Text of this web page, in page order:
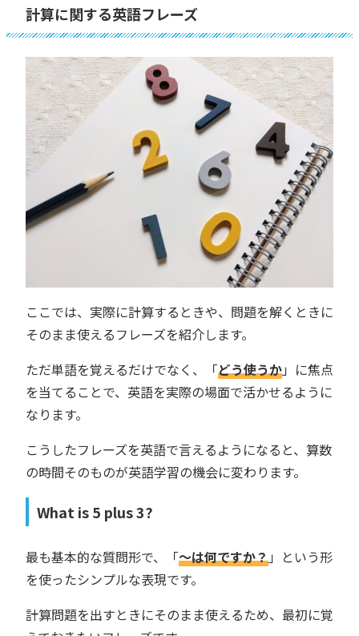
計算に関する英語フレーズ
ここでは、実際に計算するときや、問題を解くときに
そのまま使えるフレーズを紹介します。
ただ単語を覚えるだけでなく、「どう使うか」に焦点
を当てることで、英語を実際の場面で活かせるように
なります。
こうしたフレーズを英語で言えるようになると、算数
の時間そのものが英語学習の機会に変わります。
What is 5 plus 3?
最も基本的な質問形で、「〜は何ですか？」という形
を使ったシンプルな表現です。
計算問題を出すときにそのまま使えるため、最初に覚